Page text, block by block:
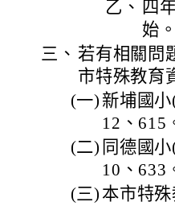
乙、 四
始。
三、 若有相關問
市特殊教育
(一) 新埔國
12、615
(二) 同德國
10、633
(三) 本市特